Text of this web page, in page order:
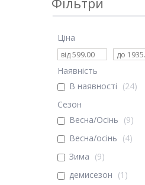
Ціна
Наявність
В наявності
24
Сезон
Весна/Осінь
9
Весна/осінь
4
Зима
9
демисезон
1